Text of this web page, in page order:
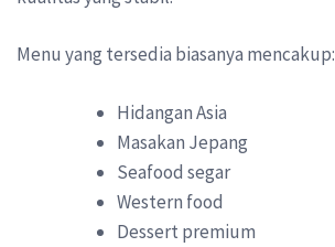
Menu yang tersedia biasanya mencakup:
Hidangan Asia
Masakan Jepang
Seafood segar
Western food
Dessert premium